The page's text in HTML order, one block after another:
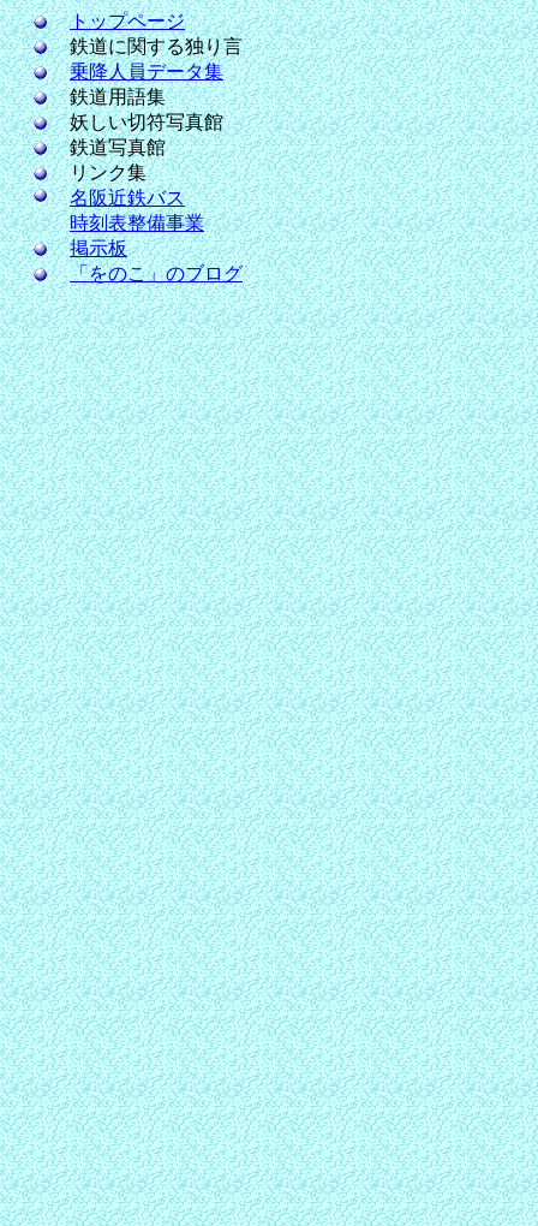
トップページ
鉄道に関する独り言
乗降人員データ集
鉄道用語集
妖しい切符写真館
鉄道写真館
リンク集
名阪近鉄バス
時刻表整備事業
掲示板
「をのこ」のブログ